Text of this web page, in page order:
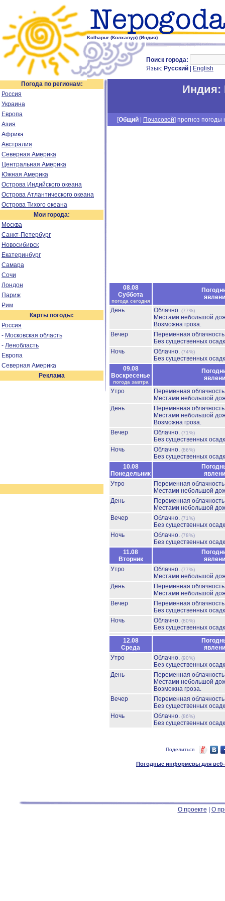
Kolhapur (Колхапур) (Индия)
Поиск города:
Язык: Русский English
Погода по регионам:
Россия
Украина
Европа
Азия
Африка
Австралия
Северная Америка
Центральная Америка
Южная Америка
Острова Индийского океана
Острова Атлантического океана
Острова Тихого океана
Мои города:
Москва
Санкт-Петербург
Новосибирск
Екатеринбург
Самара
Сочи
Лондон
Париж
Рим
Карты погоды:
Россия
- Московская область
- Ленобласть
Европа
Северная Америка
Реклама
Индия:
[Общий Почасовой] прогноз погоды
08.08
Суббота
погода сегодня
День
Облачно. (77%)
Местами небольшой
Возможна гроза.
Вечер
Переменная
Без существенных
Ночь
Облачно. (74%)
Без существенных
09.08
Воскресенье
погода завтра
Утро
Переменная
Местами небольшой
День
Переменная
Местами небольшой
Возможна гроза.
Вечер
Облачно. (71%)
Без существенных
Ночь
Облачно. (86%)
Без существенных
10.08
Понедельник
Утро
Переменная
Местами небольшой
День
Переменная
Местами небольшой
Вечер
Облачно. (71%)
Без существенных
Ночь
Облачно. (78%)
Без существенных
11.08
Вторник
Утро
Облачно. (77%)
Местами небольшой
День
Переменная
Местами небольшой
Вечер
Переменная
Без существенных
Ночь
Облачно. (80%)
Без существенных
12.08
Среда
Утро
Облачно. (90%)
Без существенных
День
Переменная
Местами небольшой
Возможна гроза.
Вечер
Переменная
Без существенных
Ночь
Облачно. (86%)
Без существенных
Поделиться
Погодные информеры для веб-
О проекте О